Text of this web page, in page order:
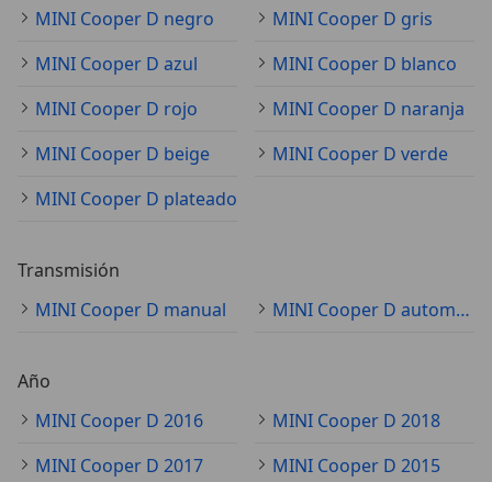
MINI Cooper D negro
MINI Cooper D gris
MINI Cooper D azul
MINI Cooper D blanco
MINI Cooper D rojo
MINI Cooper D naranja
MINI Cooper D beige
MINI Cooper D verde
MINI Cooper D plateado
Transmisión
MINI Cooper D manual
MINI Cooper D automático
Año
MINI Cooper D 2016
MINI Cooper D 2018
MINI Cooper D 2017
MINI Cooper D 2015